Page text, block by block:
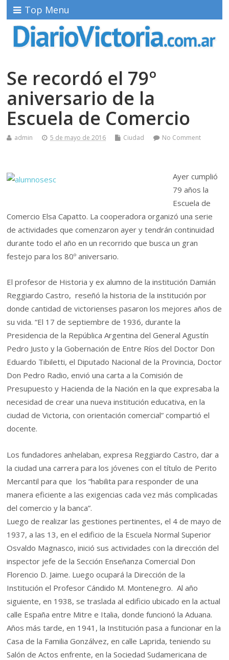
Top Menu
Se recordó el 79º
aniversario de la
Escuela de Comercio
admin 5 de mayo de 2016 Ciudad No Comment
Ayer cumplió
79 años la
Escuela de
Comercio Elsa Capatto. La cooperadora organizó una serie
de actividades que comenzaron ayer y tendrán continuidad
durante todo el año en un recorrido que busca un gran
festejo para los 80º aniversario.
El profesor de Historia y ex alumno de la institución Damián
Reggiardo Castro, reseñó la historia de la institución por
donde cantidad de victorienses pasaron los mejores años de
su vida. “El 17 de septiembre de 1936, durante la
Presidencia de la República Argentina del General Agustín
Pedro Justo y la Gobernación de Entre Ríos del Doctor Don
Eduardo Tibiletti, el Diputado Nacional de la Provincia, Doctor
Don Pedro Radio, envió una carta a la Comisión de
Presupuesto y Hacienda de la Nación en la que expresaba la
necesidad de crear una nueva institución educativa, en la
ciudad de Victoria, con orientación comercial” compartió el
docente.
Los fundadores anhelaban, expresa Reggiardo Castro, dar a
la ciudad una carrera para los jóvenes con el título de Perito
Mercantil para que los “habilita para responder de una
manera eficiente a las exigencias cada vez más complicadas
del comercio y la banca”.
Luego de realizar las gestiones pertinentes, el 4 de mayo de
1937, a las 13, en el edificio de la Escuela Normal Superior
Osvaldo Magnasco, inició sus actividades con la dirección del
inspector jefe de la Sección Enseñanza Comercial Don
Florencio D. Jaime. Luego ocupará la Dirección de la
Institución el Profesor Cándido M. Montenegro. Al año
siguiente, en 1938, se traslada al edificio ubicado en la actual
calle España entre Mitre e Italia, donde funcionó la Aduana.
Años más tarde, en 1941, la Institución pasa a funcionar en la
Casa de la Familia Gonzálvez, en calle Laprida, teniendo su
Salón de Actos enfrente, en la Sociedad Sudamericana de